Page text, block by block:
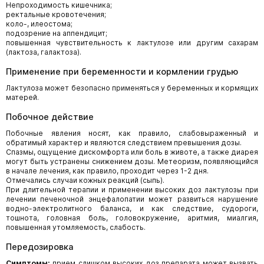
Непроходимость кишечника;
ректальные кровотечения;
коло-, илеостома;
подозрение на аппендицит;
повышенная чувствительность к лактулозе или другим сахарам
(лактоза, галактоза).
Применение при беременности и кормлении грудью
Лактулоза может безопасно применяться у беременных и кормящих
матерей.
Побочное действие
Побочные явления носят, как правило, слабовыраженный и
обратимый характер и являются следствием превышения дозы.
Спазмы, ощущение дискомфорта или боль в животе, а также диарея
могут быть устранены снижением дозы. Метеоризм, появляющийся
в начале лечения, как правило, проходит через 1-2 дня.
Отмечались случаи кожных реакций (сыпь).
При длительной терапии и применении высоких доз лактулозы при
лечении печеночной энцефалопатии может развиться нарушение
водно-электролитного баланса, и как следствие, судороги,
тошнота, головная боль, головокружение, аритмия, миалгия,
повышенная утомляемость, слабость.
Передозировка